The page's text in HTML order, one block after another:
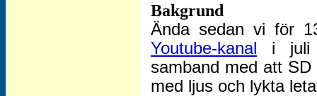
Bakgrund
Ända sedan vi för
Youtube-kanal i juli
samband med att
med ljus och lykta